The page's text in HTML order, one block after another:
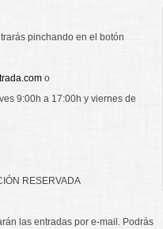
pinchando en el botón
o
9:00h a 17:00h y viernes de
RESERVADA
las entradas por e-mail. Podrás